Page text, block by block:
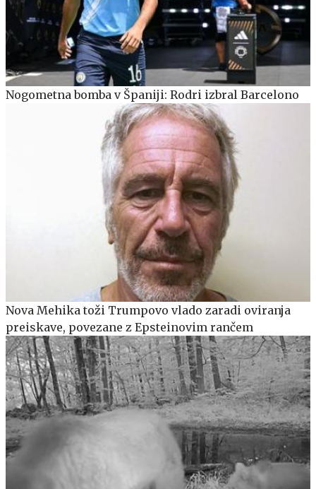
Nogometna bomba v Španiji: Rodri izbral Barcelono
Nova Mehika toži Trumpovo vlado zaradi oviranja
preiskave, povezane z Epsteinovim rančem